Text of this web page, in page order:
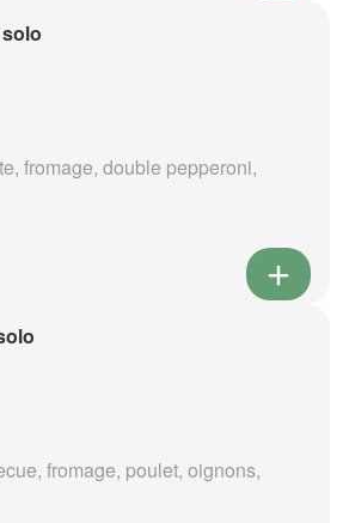
fromage, double pepperoni,
fromage, poulet, oignons,